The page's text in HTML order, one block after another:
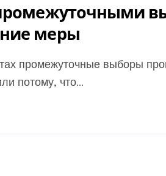
меры
потому, что...